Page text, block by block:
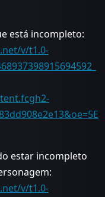
está incompleto:
v/t1.0-
estar incompleto
v/t1.0-